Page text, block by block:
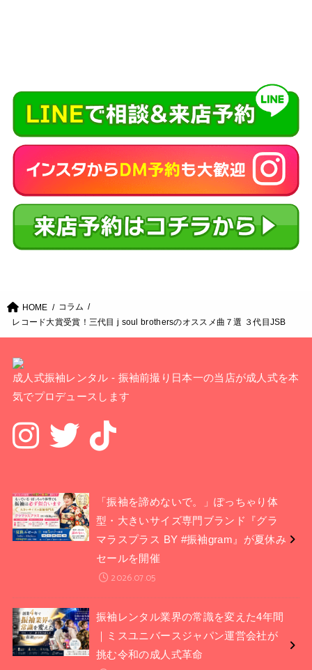
HOME
コラム
レコード大賞受賞！三代目 j soul brothersのオススメ曲７選 ３代目JSB
成人式振袖レンタル - 振袖前撮り日本一の当店が成人式を本
気でプロデュースします
「振袖を諦めないで。」ぽっちゃり体
型・大きいサイズ専門ブランド『グラ
マラスプラス BY #振袖gram』が夏休み
セールを開催
2026.07.05
振袖レンタル業界の常識を変えた4年間
｜ミスユニバースジャパン運営会社が
挑む令和の成人式革命